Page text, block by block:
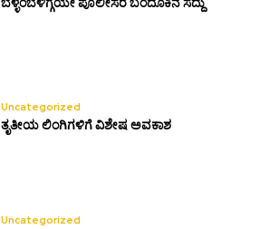
ಬೆಳ್ಳಂಬೆಳಿಗ್ಗೆಯೇ ಪೊಲೀಸರ ಬಂದೂಕಿನ ಸದ್ದು
Uncategorized
ತೃತೀಯ ಲಿಂಗಿಗಳಿಗೆ ವಿಶೇಷ ಅವಕಾಶ
Uncategorized